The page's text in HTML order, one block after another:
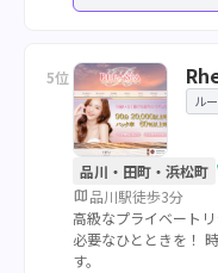
5位
ル
品川・田町・浜松町
map品川駅徒歩3分
高級なプライベート
必要なひとときを！
す。